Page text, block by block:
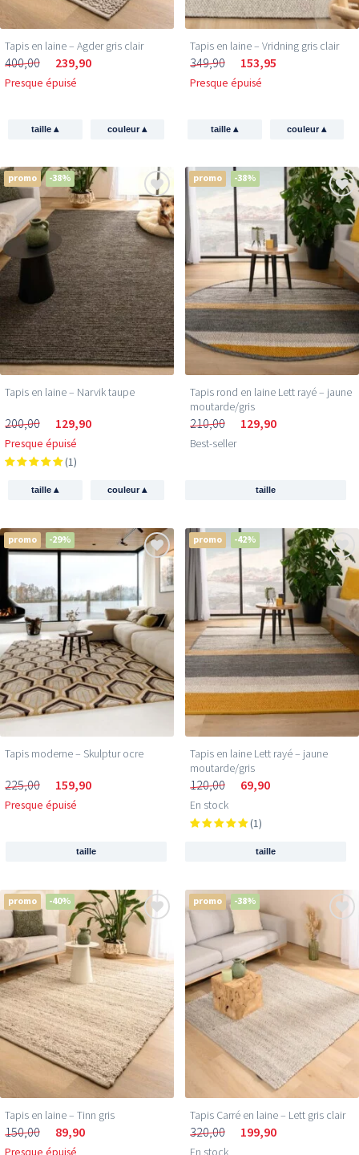
Tapis en laine – Agder gris clair
400,00 239,90
Presque épuisé
taille▴ couleur▴
Tapis en laine – Vridning gris clair
349,90 153,95
Presque épuisé
taille▴ couleur▴
promo -38%
Tapis en laine – Narvik taupe
200,00 129,90
Presque épuisé
(1)
taille▴ couleur▴
promo -38%
Tapis rond en laine Lett rayé – jaune
moutarde/gris
210,00 129,90
Best-seller
taille
promo -29%
Tapis moderne – Skulptur ocre
225,00 159,90
Presque épuisé
taille
promo -42%
Tapis en laine Lett rayé – jaune
moutarde/gris
120,00 69,90
En stock
(1)
taille
promo -40%
Tapis en laine – Tinn gris
150,00 89,90
Presque épuisé
promo -38%
Tapis Carré en laine – Lett gris clair
320,00 199,90
En stock